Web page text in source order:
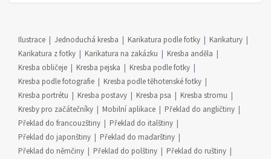
Ilustrace Jednoduchá kresba Karikatura podle fotky
Karikatury
Karikatura z fotky
Karikatura na zakázku
Kresba anděla
Kresba obličeje
Kresba pejska
Kresba podle fotky
Kresba podle fotografie
Kresba podle těhotenské fotky
Kresba portrétu
Kresba postavy Kresba psa
Kresba stromu
Kresby pro začátečníky
Mobilní aplikace
Překlad do angličtiny
Překlad do francouzštiny
Překlad do italštiny
Překlad do japonštiny
Překlad do maďarštiny
Překlad do němčiny
Překlad do polštiny
Překlad do ruštiny